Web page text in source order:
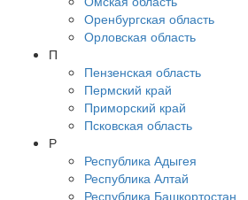
Оренбургская область
Орловская область
П
Пензенская область
Пермский край
Приморский край
Псковская область
Р
Республика Адыгея
Республика Алтай
Республика Башкортостан